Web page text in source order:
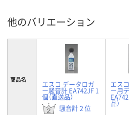
他のバリエーション
商品名 エスコ データロガ
ー騒音計 EA742JF 1
個（直送品）
騒音計 2 位
エス
ー用
品）